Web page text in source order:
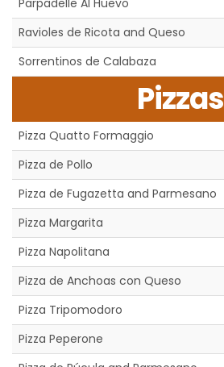
Parpadelle Al Huevo
Ravioles de Ricota and Queso
Sorrentinos de Calabaza
Pizzas
Pizza Quatto Formaggio
Pizza de Pollo
Pizza de Fugazetta and Parmesano
Pizza Margarita
Pizza Napolitana
Pizza de Anchoas con Queso
Pizza Tripomodoro
Pizza Peperone